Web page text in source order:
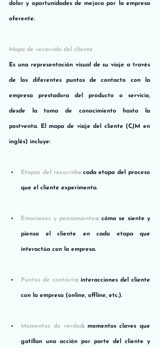
dolor y oportunidades de mejora por la empresa
oferente.
Mapa de recorrido del cliente
Es una representación visual de su viaje a través
de los diferentes puntos de contacto con la
empresa prestadora del producto o servicio,
desde la toma de conocimiento hasta la
postventa. El mapa de viaje del cliente (CJM en
inglés) incluye:
Etapas del recorrido: cada etapa del proceso
que el cliente experimenta.
Emociones y pensamientos: cómo se siente y
piensa el cliente en cada etapa que
interactúa con la empresa.
Puntos de contacto: interacciones del cliente
con la empresa (online, offline, etc.).
Momentos de verdad: momentos claves que
gatillan una acción por parte del cliente y